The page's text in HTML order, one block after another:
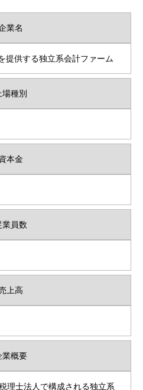
業名
提供する独立系会計ファーム
場種別
本金
業員数
上高
業概要
理士法人で構成される独立系